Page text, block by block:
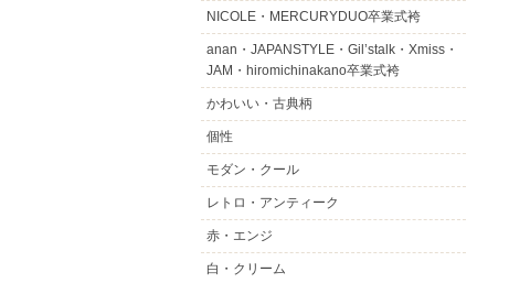
NICOLE・MERCURYDUO卒業式袴
anan・JAPANSTYLE・Gil’stalk・Xmiss・
JAM・hiromichinakano卒業式袴
かわいい・古典柄
個性
モダン・クール
レトロ・アンティーク
赤・エンジ
白・クリーム